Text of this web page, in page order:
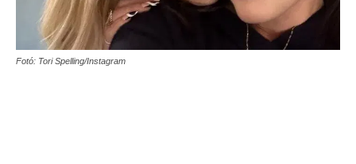
Fotó: Tori Spelling/Instagram